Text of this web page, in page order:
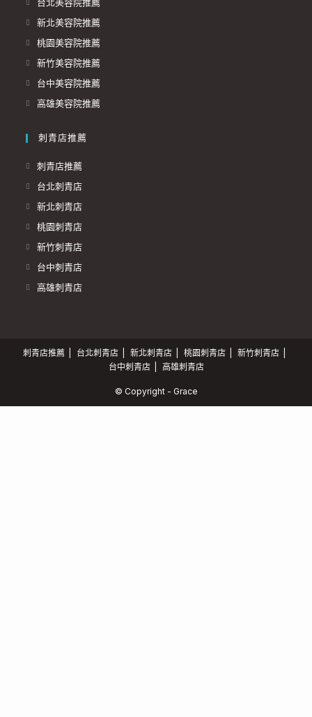
台北美容院推薦
新北美容院推薦
桃園美容院推薦
新竹美容院推薦
台中美容院推薦
高雄美容院推薦
刺青店推薦
刺青店推薦
台北刺青店
新北刺青店
桃園刺青店
新竹刺青店
台中刺青店
高雄刺青店
刺青店推薦 台北刺青店 新北刺青店 桃園刺青店
新竹刺青店
台中刺青店
高雄刺青店
© Copyright - Grace